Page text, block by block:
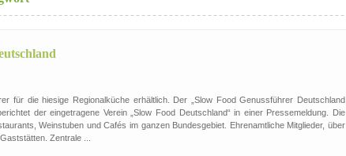
für die hiesige Regionalküche erhältlich. Der „Slow Food Genussführer Deutschland
der eingetragene Verein „Slow Food Deutschland“ in einer Pressemeldung. Die
Weinstuben und Cafés im ganzen Bundesgebiet. Ehrenamtliche Mitglieder, über
Zentrale ...